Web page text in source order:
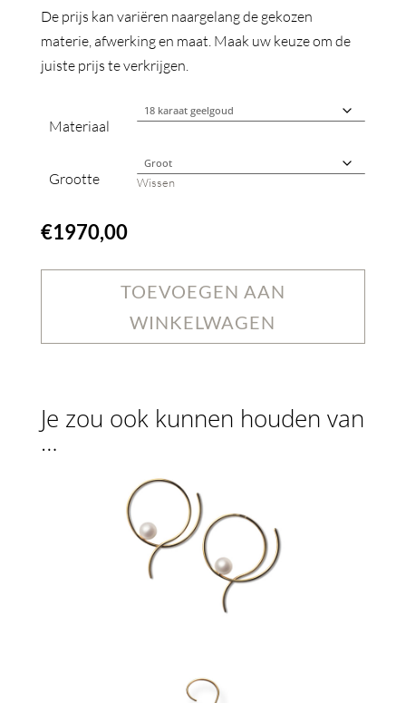
De prijs kan variëren naargelang de gekozen
materie, afwerking en maat. Maak uw keuze om de
juiste prijs te verkrijgen.
Materiaal
Grootte Wissen
€1970,00
TOEVOEGEN AAN
WINKELWAGEN
Je zou ook kunnen houden van
…